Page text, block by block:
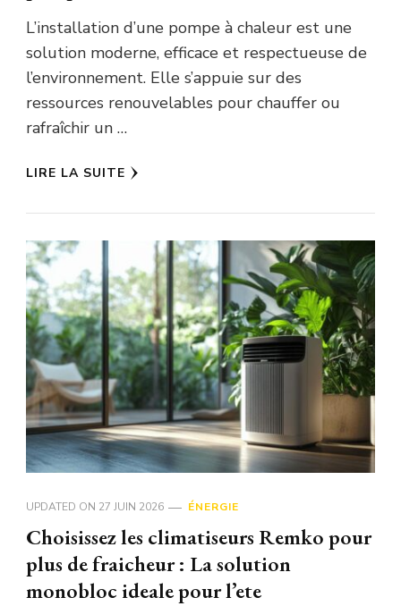
L’installation d’une pompe à chaleur est une
solution moderne, efficace et respectueuse de
l’environnement. Elle s’appuie sur des
ressources renouvelables pour chauffer ou
rafraîchir un …
LIRE LA SUITE
UPDATED ON 27 JUIN 2026 ÉNERGIE
Choisissez les climatiseurs Remko pour
plus de fraicheur : La solution
monobloc ideale pour l’ete